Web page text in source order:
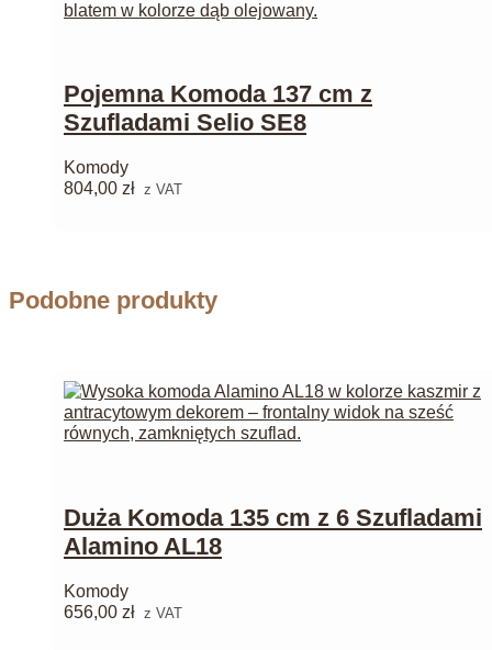
Pojemna Komoda 137 cm z
Szufladami Selio SE8
Komody
804,00 zł z VAT
Podobne produkty
Duża Komoda 135 cm z 6 Szufladami
Alamino AL18
Komody
656,00 zł z VAT